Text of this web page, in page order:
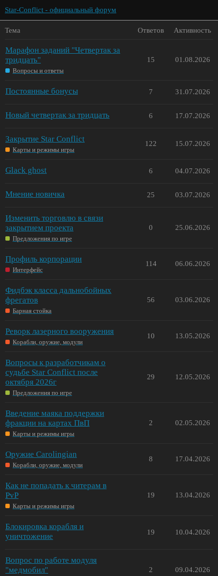
Star-Conflict - официальный форум
Тема Ответов Активность
Марафон заданий "Четвертак за
тридцать"
Вопросы и ответы
15 01.08.2026
Постоянные бонусы 7 31.07.2026
Новый четвертак за тридцать 6 17.07.2026
Закрытие Star Conflict
Карты и режимы игры
122 15.07.2026
Glack ghost 6 04.07.2026
Мнение новичка 25 03.07.2026
Изменить торговлю в связи
закрытием проекта
Предложения по игре
0 25.06.2026
Профиль корпорации
Интерфейс
114 06.06.2026
Фидбэк класса дальнобойных
фрегатов
Барная стойка
56 03.06.2026
Реворк лазерного вооружения
Корабли, оружие, модули
10 13.05.2026
Вопросы к разработчикам о
судьбе Star Conflict после
октября 2026г
Предложения по игре
29 12.05.2026
Введение маяка поддержки
фракции на картах ПвП
Карты и режимы игры
2 02.05.2026
Оружие Carolingian
Корабли, оружие, модули
8 17.04.2026
Как не попадать к читерам в
PvP
Карты и режимы игры
19 13.04.2026
Блокировка корабля и
уничтожение
19 10.04.2026
Вопрос по работе модуля
"медмобил"
2 09.04.2026